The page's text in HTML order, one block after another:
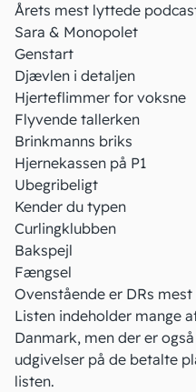
Årets mest lyttede
Sara & Monopolet
Genstart
Djævlen i detaljen
Hjerteflimmer for voksne
Flyvende tallerken
Brinkmanns briks
Hjernekassen på P1
Ubegribeligt
Kender du typen
Curlingklubben
Bakspejl
Fængsel
Ovenstående er DRs
Listen indeholder mange
Danmark, men der er
udgivelser på de betalte
listen.